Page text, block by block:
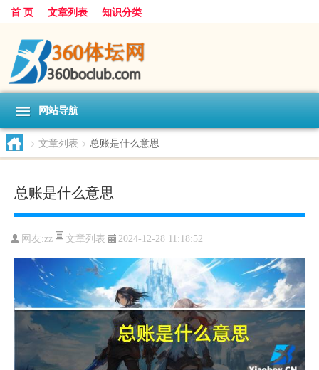
首 页 文章列表 知识分类
网站导航
> 文章列表 > 总账是什么意思
总账是什么意思
网友:zz 文章列表 2024-12-28 11:18:52